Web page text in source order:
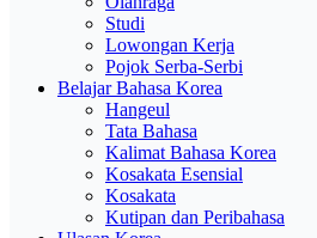
Studi
Lowongan Kerja
Pojok Serba-Serbi
Belajar Bahasa Korea
Hangeul
Tata Bahasa
Kalimat Bahasa Korea
Kosakata Esensial
Kosakata
Kutipan dan Peribahasa